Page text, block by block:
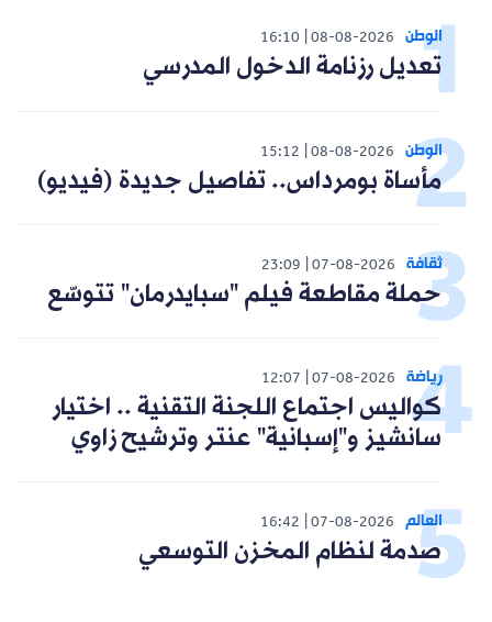
الوطن 08-08-2026
16:10
تعديل رزنامة الدخول المدرسي
الوطن 08-08-2026
15:12
مأساة بومرداس.. تفاصيل جديدة (فيديو)
ثقافة 07-08-2026
23:09
حملة مقاطعة فيلم "سبايدرمان" تتوسّع
رياضة 07-08-2026
12:07
كواليس اجتماع اللجنة التقنية .. اختيار
سانشيز و"إسبانية" عنتر وترشيح زاوي
العالم 07-08-2026
16:42
صدمة لنظام المخزن التوسعي